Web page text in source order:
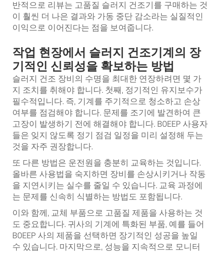
반적으로 리뷰는 고품질 슬러지 건조기를 구매하는 것
이 훨씬 더 나은 결과와 가동 중단 감소라는 실질적인
이익으로 이어진다는 점을 보여줍니다.
작업 현장에서 슬러지 건조기계의 장
기적인 신뢰성을 확보하는 방법
슬러지 건조 장비의 수명을 최대한 연장하려면 몇 가
지 조치를 취해야 합니다. 첫째, 정기적인 유지보수가
필수적입니다. 즉, 기계를 주기적으로 청소하고 손상
여부를 점검해야 합니다. 문제를 조기에 발견하여 큰
고장이 발생하기 전에 해결해야 합니다. BOEEP 사용자
들은 잊지 않도록 정기 점검 일정을 미리 설정해 두는
것을 자주 권장합니다.
또 다른 방법은 운전원을 충분히 교육하는 것입니다.
올바른 사용법을 숙지하면 장비를 손상시키거나 작동
을 지연시키는 실수를 줄일 수 있습니다. 교육 과정에
는 문제를 신속히 식별하는 방법도 포함됩니다.
이와 함께, 교체 부품으로 고품질 제품을 사용하는 것
도 중요합니다. 귀사의 기계에 특화된 부품, 예를 들어
BOEEP 사의 제품을 선택하면 장기적인 성공을 높일
수 있습니다. 마지막으로, 성능을 지속적으로 모니터